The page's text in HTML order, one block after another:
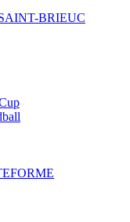
BRIEUC